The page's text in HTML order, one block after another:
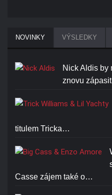
NOVINKY VÝSLEDKY
Nick Aldis by
znovu
titulem Tricka…
Casse zájem také o…